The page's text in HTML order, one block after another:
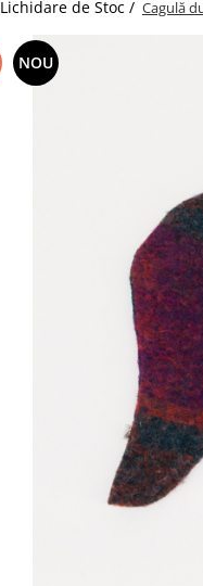
Lichidare de Stoc / Cagulă
NOU